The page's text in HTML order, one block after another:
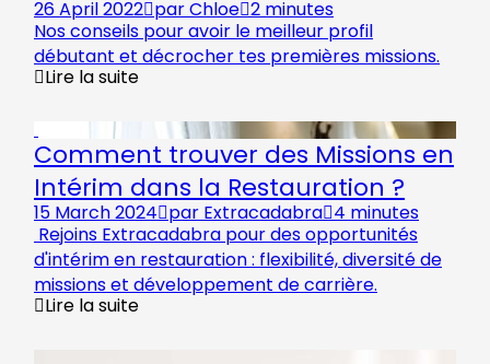
26 April 2022 parChloe 2 minutes
Nos conseils pour avoir le meilleur profil
débutant et décrocher tes premières missions.
Lire la suite
Comment trouver des Missions en
Intérim dans la Restauration ?
15 March 2024 par Extracadabra 4 minutes
Rejoins Extracadabra pour des opportunités
d'intérim en restauration : flexibilité, diversité de
missions et développement de carrière.
Lire la suite